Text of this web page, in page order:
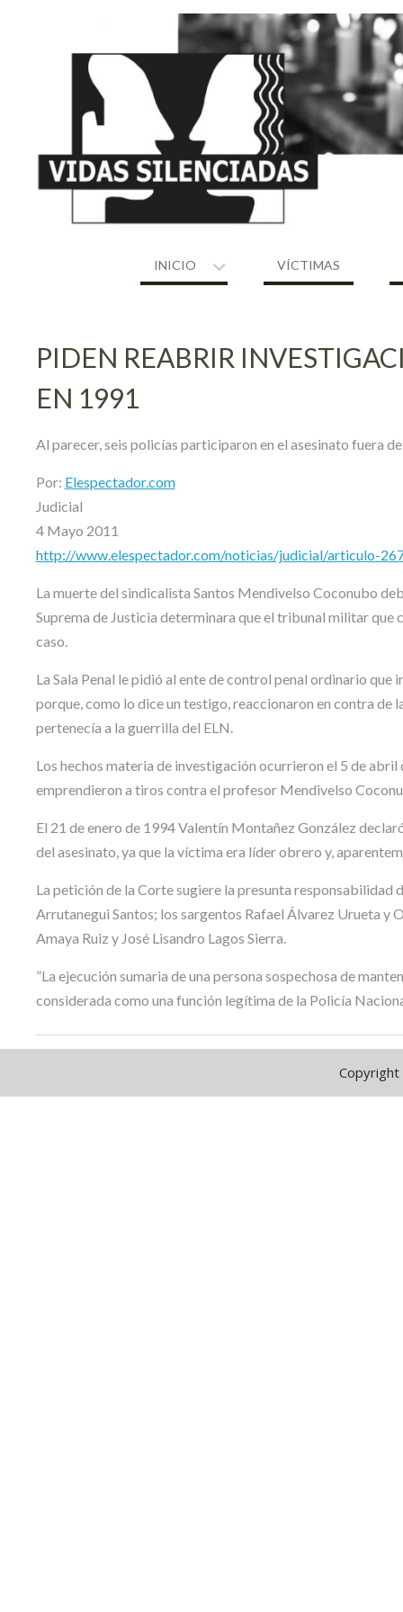
INICIO VÍCTIMAS
PIDEN REABRIR
EN 1991
Al parecer, seis policías participaron en el asesinato fuera
Por: Elespectador.com
Judicial
4 Mayo 2011
http://www.elespectador.com/noticias/judicial/articulo-
La muerte del sindicalista Santos Mendivelso Coconubo
Suprema de Justicia determinara que el tribunal militar
caso.
La Sala Penal le pidió al ente de control penal ordinario
porque, como lo dice un testigo, reaccionaron en contra
pertenecía a la guerrilla del ELN.
Los hechos materia de investigación ocurrieron el 5 de
emprendieron a tiros contra el profesor Mendivelso
El 21 de enero de 1994 Valentín Montañez González
del asesinato, ya que la víctima era líder obrero y,
La petición de la Corte sugiere la presunta
Arrutanegui Santos; los sargentos Rafael Álvarez Urueta y
Amaya Ruiz y José Lisandro Lagos Sierra.
”La ejecución sumaria de una persona sospechosa de
considerada como una función legítima de la Policía
Copyright